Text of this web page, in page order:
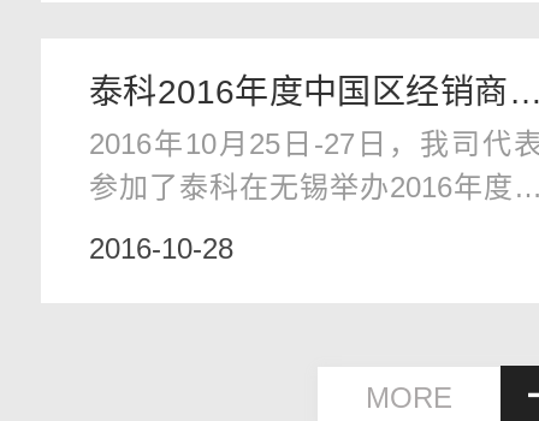
泰科2016年度中国区经销商
议
2016年10月25日-27日，我司代
参加了泰科在无锡举办2016年度
国区经销商大会并获得年度最佳
TYCO，全球最大的消防、安防
营公司，目前与江森自控合并)
2016-10-28
MORE